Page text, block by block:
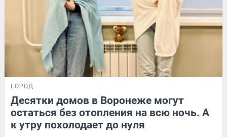
ГОРОД
Десятки домов в Воронеже могут
остаться без отопления на всю ночь. А
к утру похолодает до нуля